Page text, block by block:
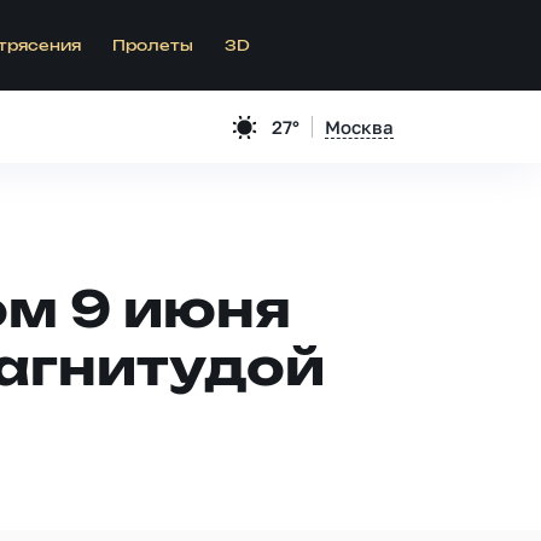
Пролеты 3D
27° Москва
9 июня